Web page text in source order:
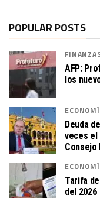
POPULAR POSTS
AFP:
los
Deuda
veces el
Consejo
Tarifa
del 2026